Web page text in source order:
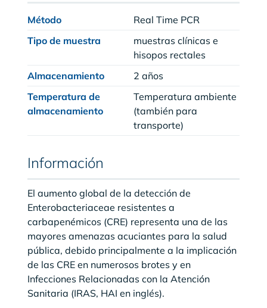
Método
Real Time PCR
Tipo de muestra
muestras clínicas e
hisopos rectales
Almacenamiento
2 años
Temperatura de
almacenamiento
Temperatura ambiente
(también para
transporte)
Información
El aumento global de la detección de
Enterobacteriaceae resistentes a
carbapenémicos (CRE) representa una de las
mayores amenazas acuciantes para la salud
pública, debido principalmente a la implicación
de las CRE en numerosos brotes y en
Infecciones Relacionadas con la Atención
Sanitaria (IRAS, HAI en inglés).